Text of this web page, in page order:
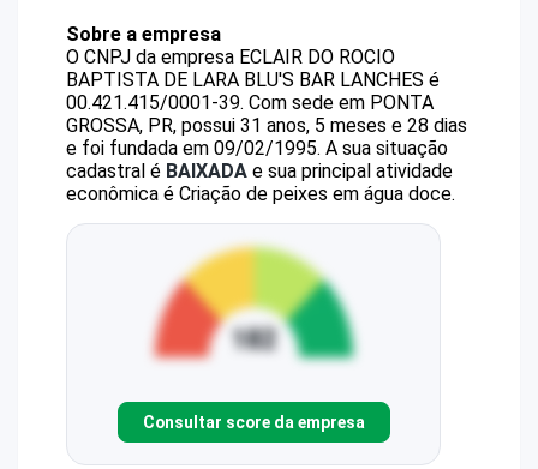
Sobre a empresa
O CNPJ da empresa ECLAIR DO ROCIO
BAPTISTA DE LARA BLU'S BAR LANCHES é
00.421.415/0001-39. Com sede em PONTA
GROSSA, PR, possui 31 anos, 5 meses e 28 dias
e foi fundada em 09/02/1995. A sua situação
cadastral é BAIXADA e sua principal atividade
econômica é Criação de peixes em água doce.
Consultar score da empresa